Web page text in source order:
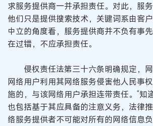
求服务提供商一并承担责任。对此，服
他们只是提供搜索技术，关键词系由客
中立的角度看，服务提供商并不负有事
在过错，不应承担责任。
侵权责任法第三十六条明确规定，网
网络用户利用其网络服务侵害他人民事
施的，与该网络用户承担连带责任。“知
也包括基于其应具备的注意义务，法律
络服务提供者不可能对所有的网络信息